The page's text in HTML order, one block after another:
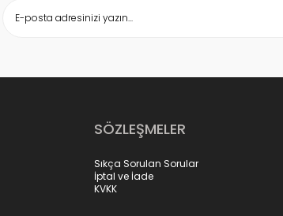
SÖZLEŞMELER
Sıkça Sorulan Sorular
İptal ve İade
KVKK